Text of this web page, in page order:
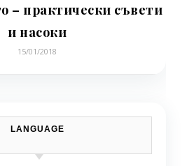
– практически съвети
и насоки
15/01/2018
LANGUAGE